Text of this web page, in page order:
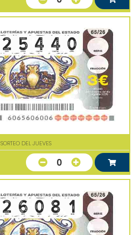
SORTEO DEL JUEVES
0